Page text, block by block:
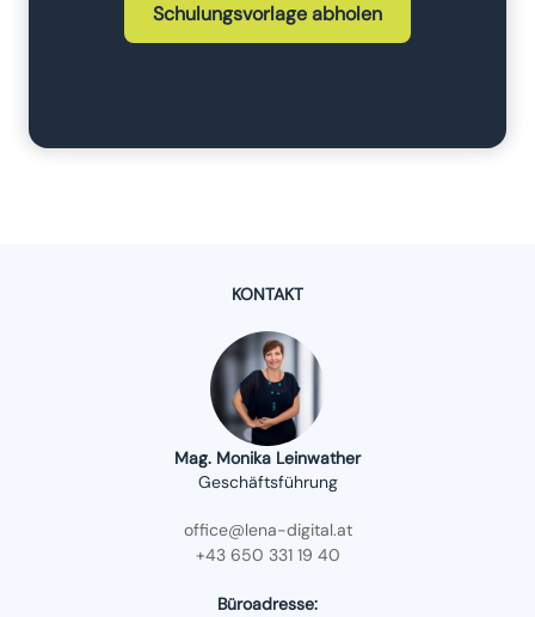
Schulungsvorlage abholen
KONTAKT
Mag. Monika Leinwather
Geschäftsführung
office@lena-digital.at
+43 650 331 19 40
Büroadresse: